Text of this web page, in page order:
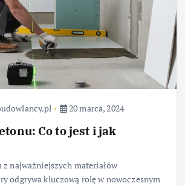
20 marca, 2024
Co to jest i jak
najważniejszych materiałów
odgrywa kluczową rolę w nowoczesnym